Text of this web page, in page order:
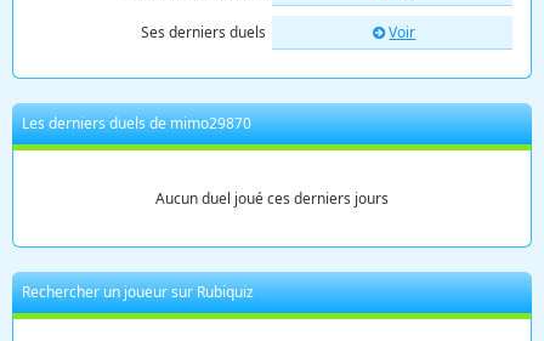
Ses derniers duels Voir
Les derniers duels de mimo29870
Aucun duel joué ces derniers jours
Rechercher un joueur sur Rubiquiz